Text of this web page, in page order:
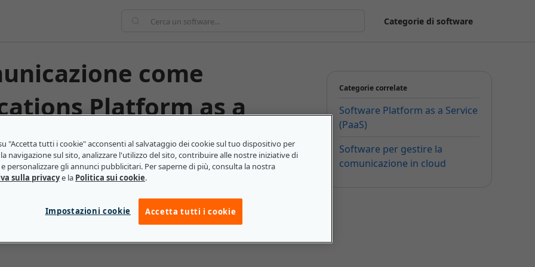
Categorie di software
Platform as a
cloud che consente a sviluppatori e
I servizi CPaaS sono poi resi accessibili ai clienti,
a loro volta utilizzare questi strumenti. Tra gli
vocali, il trasferimento di chiamata, i servizi
Categorie correlate
Software Platform as a Service
(PaaS)
Software per gestire la
comunicazione in cloud
"Accetta tutti i cookie" acconsenti al salvataggio dei cookie sul tuo dispositivo per
navigazione sul sito, analizzare l'utilizzo del sito, contribuire alle nostre iniziative di
personalizzare gli annunci pubblicitari. Per saperne di più, consulta la nostra
sulla privacye la Politica sui cookie.
Impostazioni cookie Accetta tutti i cookie